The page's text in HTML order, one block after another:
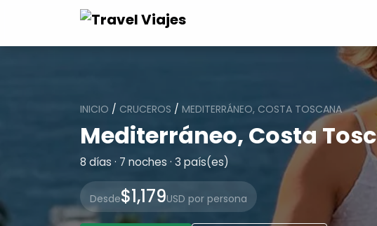
INICIO / CRUCEROS / MEDITERRÁNEO, COSTA TOSCANA
Mediterráneo, Costa
8 días · 7 noches · 3 país(es)
Desde$1,179USD por persona